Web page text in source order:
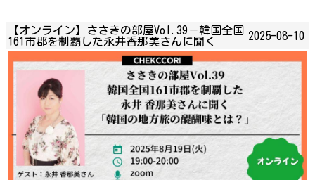
【オンライン】ささきの部屋Vol.39－韓国全国
161市郡を制覇した永井香那美さんに聞く
2025-08-10